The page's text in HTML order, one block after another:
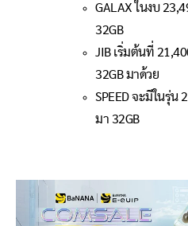
GALAX ในงบ
32GB
JIB เริ่มต้นที่
32GB มาด้วย
SPEED จะมีในรุ่น
มา 32GB